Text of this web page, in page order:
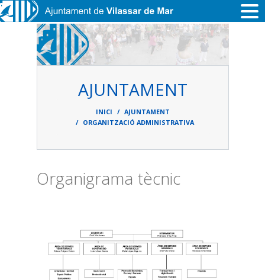
Vés al contingut
AJUNTAMENT
d'ariadna
INICI
AJUNTAMENT
ORGANITZACIÓ ADMINISTRATIVA
Organigrama tècnic